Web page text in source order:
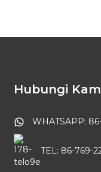
Hubungi
WHATSAPP:
TEL: 86-769-